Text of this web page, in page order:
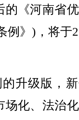
的《河南省
例》)，将于
升级版，新
场化、法治